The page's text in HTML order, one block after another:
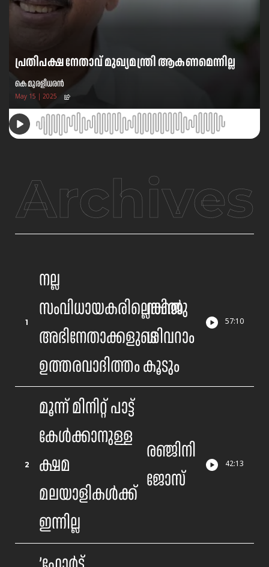
പ്രതിപക്ഷ നേതാവ് മുഖ്യമന്ത്രി ആകണമെന്നില്ല
കെ മുരളീധരന്‍
May 15 | 2025
Archives
1
നല്ല
സംവിധായകരില്ലെങ്കിൽ
അഭിനേതാക്കളുടെ
ഉത്തരവാദിത്തം കൂടും
സഞ്ജു
ശിവറാം
57:10
2
മൂന്ന് മിനിറ്റ് പാട്ട്
കേൾക്കാനുള്ള
ക്ഷമ
മലയാളികൾക്ക്
ഇന്നില്ല
രഞ്ജിനി
ജോസ്
42:13